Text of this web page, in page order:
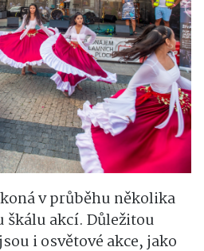
v průběhu několika
akcí. Důležitou
i osvětové akce, jako